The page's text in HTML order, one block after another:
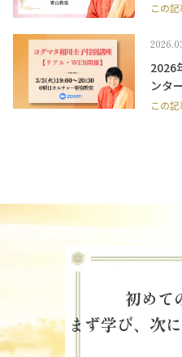
らせ
この
2026
ンタ
この
初めて
まず学び、次